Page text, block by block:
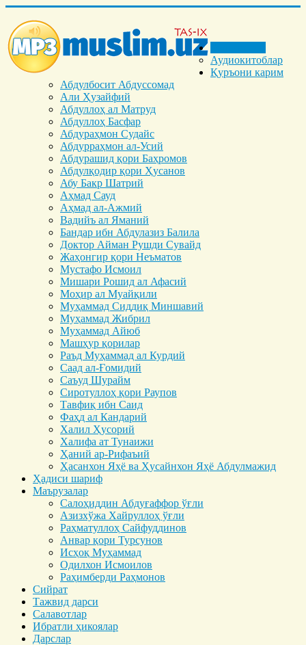
Аудиокитоблар
Қуръони карим
Абдулбосит Абдуссомад
Али Ҳузайфий
Абдуллоҳ ал Матруд
Абдуллоҳ Басфар
Абдураҳмон Судайс
Абдурраҳмон ал-Усий
Абдурашид қори Баҳромов
Абдулқодир қори Ҳусанов
Абу Бакр Шатрий
Аҳмад Сауд
Аҳмад ал-Ажмий
Вадийъ ал Яманий
Бандар ибн Абдулазиз Балила
Доктор Айман Рушди Сувайд
Жаҳонгир қори Неъматов
Мустафо Исмоил
Мишари Рошид ал Афасий
Моҳир ал Муайқили
Муҳаммад Cиддиқ Миншавий
Муҳаммад Жибрил
Муҳаммад Айюб
Машҳур қорилар
Раъд Муҳаммад ал Курдий
Саад ал-Ғомидий
Саъуд Шурайм
Сиротуллоҳ қори Раупов
Тавфиқ ибн Саид
Фаҳд ал Кандарий
Халил Ҳусорий
Халифа ат Тунаижи
Ҳаний ар-Рифаъий
Ҳасанхон Яҳё ва Ҳусайнхон Яҳё Абдулмажид
Ҳадиси шариф
Маърузалар
Салоҳиддин Абдуғаффор ўғли
Азизхўжа Хайруллоҳ ўғли
Раҳматуллоҳ Сайфуддинов
Анвар қори Турсунов
Исҳоқ Муҳаммад
Одилхон Исмоилов
Раҳимберди Раҳмонов
Сийрат
Тажвид дарси
Салавотлар
Ибратли ҳикоялар
Дарслар